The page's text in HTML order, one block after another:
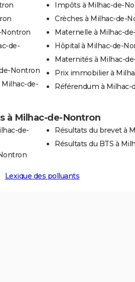
Nontron
de-
Nontron
de-
Impôts à Milhac-de-
Crèches à Milhac-de-
Maternelle à Milhac-
Hôpital à Milhac-de-
Maternités à Milhac-
Prix immobilier à
Référendum à
à Milhac-de-Nontron
de-
Résultats du brevet à
Résultats du BTS à
Lexique des polluants